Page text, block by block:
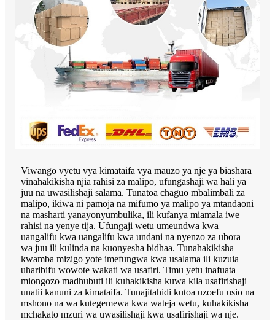
Viwango vyetu vya kimataifa vya mauzo ya nje ya biashara
vinahakikisha njia rahisi za malipo, ufungashaji wa hali ya
juu na uwasilishaji salama. Tunatoa chaguo mbalimbali za
malipo, ikiwa ni pamoja na mifumo ya malipo ya mtandaoni
na masharti yanayonyumbulika, ili kufanya miamala iwe
rahisi na yenye tija. Ufungaji wetu umeundwa kwa
uangalifu kwa uangalifu kwa undani na nyenzo za ubora
wa juu ili kulinda na kuonyesha bidhaa. Tunahakikisha
kwamba mizigo yote imefungwa kwa usalama ili kuzuia
uharibifu wowote wakati wa usafiri. Timu yetu inafuata
miongozo madhubuti ili kuhakikisha kuwa kila usafirishaji
unatii kanuni za kimataifa. Tunajitahidi kutoa uzoefu usio na
mshono na wa kutegemewa kwa wateja wetu, kuhakikisha
mchakato mzuri wa uwasilishaji kwa usafirishaji wa nje.